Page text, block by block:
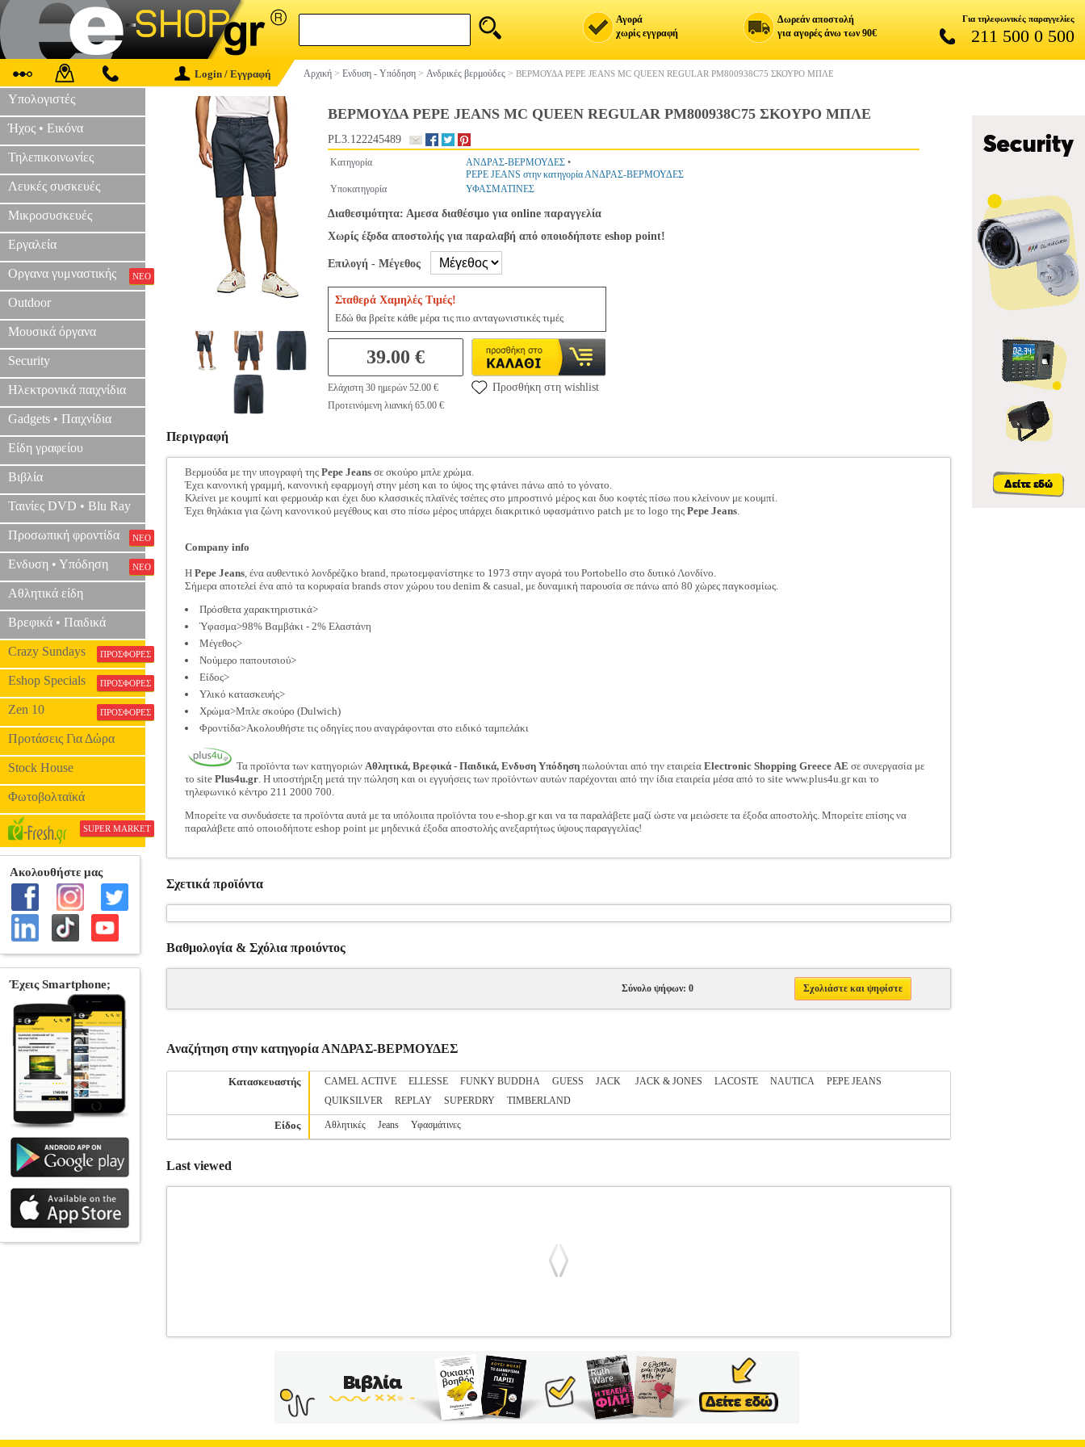
Αγορά
χωρίς εγγραφή
Δωρεάν αποστολή
για αγορές άνω των 90€
Για τηλεφωνικές παραγγελίες
211 500 0 500
Login / Εγγραφή Αρχική > Ενδυση - Υπόδηση > Ανδρικές βερμούδες > ΒΕΡΜΟΥΔΑ PEPE JEANS MC QUEEN REGULAR PM800938C75 ΣΚΟΥΡΟ ΜΠΛΕ
Υπολογιστές
Ήχος • Εικόνα
Τηλεπικοινωνίες
Λευκές συσκευές
Μικροσυσκευές
Εργαλεία
Οργανα γυμναστικής ΝΕΟ
Outdoor
Μουσικά όργανα
Security
Ηλεκτρονικά παιχνίδια
Gadgets • Παιχνίδια
Είδη γραφείου
Βιβλία
Ταινίες DVD • Blu Ray
Προσωπική φροντίδα ΝΕΟ
Ενδυση • Υπόδηση ΝΕΟ
Αθλητικά είδη
Βρεφικά • Παιδικά
Crazy Sundays ΠΡΟΣΦΟΡΕΣ
Eshop Specials ΠΡΟΣΦΟΡΕΣ
Zen 10 ΠΡΟΣΦΟΡΕΣ
Προτάσεις Για Δώρα
Stock House
Φωτοβολταϊκά
SUPER MARKET
ΒΕΡΜΟΥΔΑ PEPE JEANS MC QUEEN REGULAR PM800938C75 ΣΚΟΥΡΟ ΜΠΛΕ
PL3.122245489
Κατηγορία ΑΝΔΡΑΣ-ΒΕΡΜΟΥΔΕΣ •
PEPE JEANS στην κατηγορία ΑΝΔΡΑΣ-ΒΕΡΜΟΥΔΕΣ
Υποκατηγορία
ΥΦΑΣΜΑΤΙΝΕΣ
Διαθεσιμότητα: Αμεσα διαθέσιμο για online παραγγελία
Χωρίς έξοδα αποστολής για παραλαβή από οποιοδήποτε eshop point!
Επιλογή - Μέγεθος
Σταθερά Χαμηλές Τιμές!
Εδώ θα βρείτε κάθε μέρα τις πιο ανταγωνιστικές τιμές
39.00 €
Ελάχιστη 30 ημερών 52.00 €
Προτεινόμενη λιανική 65.00 €
Προσθήκη στη wishlist
Περιγραφή
Βερμούδα με την υπογραφή της Pepe Jeans σε σκούρο μπλε χρώμα.
Έχει κανονική γραμμή, κανονική εφαρμογή στην μέση και το ύψος της φτάνει πάνω από το γόνατο.
Κλείνει με κουμπί και φερμουάρ και έχει δυο κλασσικές πλαϊνές τσέπες στο μπροστινό μέρος και δυο κοφτές πίσω που κλείνουν με κουμπί.
Έχει θηλάκια για ζώνη κανονικού μεγέθους και στο πίσω μέρος υπάρχει διακριτικό υφασμάτινο patch με το logo της Pepe Jeans.
Company info
Η Pepe Jeans, ένα αυθεντικό λονδρέζικο brand, πρωτοεμφανίστηκε το 1973 στην αγορά του Portobello στο δυτικό Λονδίνο.
Σήμερα αποτελεί ένα από τα κορυφαία brands στον χώρου του denim & casual, με δυναμική παρουσία σε πάνω από 80 χώρες παγκοσμίως.
Πρόσθετα χαρακτηριστικά>
Ύφασμα>98% Βαμβάκι - 2% Ελαστάνη
Μέγεθος>
Νούμερο παπουτσιού>
Είδος>
Υλικό κατασκευής>
Χρώμα>Μπλε σκούρο (Dulwich)
Φροντίδα>Ακολουθήστε τις οδηγίες που αναγράφονται στο ειδικό ταμπελάκι
Τα προϊόντα των κατηγοριών Αθλητικά, Βρεφικά - Παιδικά, Ενδυση Υπόδηση πωλούνται από την εταιρεία Electronic Shopping Greece ΑΕ σε συνεργασία με
το site Plus4u.gr. Η υποστήριξη μετά την πώληση και οι εγγυήσεις των προϊόντων αυτών παρέχονται από την ίδια εταιρεία μέσα από το site www.plus4u.gr και το
τηλεφωνικό κέντρο 211 2000 700.
Μπορείτε να συνδυάσετε τα προϊόντα αυτά με τα υπόλοιπα προϊόντα του e-shop.gr και να τα παραλάβετε μαζί ώστε να μειώσετε τα έξοδα αποστολής. Μπορείτε επίσης να
παραλάβετε από οποιοδήποτε eshop point με μηδενικά έξοδα αποστολής ανεξαρτήτως ύψους παραγγελίας!
Σχετικά προϊόντα
Βαθμολογία & Σχόλια προιόντος
Σύνολο ψήφων: 0 Σχολιάστε και ψηφίστε
Αναζήτηση στην κατηγορία ΑΝΔΡΑΣ-ΒΕΡΜΟΥΔΕΣ
Κατασκευαστής CAMEL ACTIVE ELLESSE FUNKY BUDDHA GUESS JACK JACK & JONES LACOSTE NAUTICA
PEPE JEANS
QUIKSILVER
REPLAY SUPERDRY TIMBERLAND
Είδος Αθλητικές Jeans Υφασμάτινες
Last viewed
Κατηγορία: ΑΝΔΡΑΣ-ΒΕΡΜΟΥΔΕΣ •PEPE JEANS στην κατηγορία ΑΝΔΡΑΣ-ΒΕΡΜΟΥΔΕΣ Βερμούδα με την υπογραφή της Pepe
Jeans σε σκούρο μπλε χρώμα. Έχει κανονική γραμμή, κανονική εφαρμογή στην μέση και το ύψος της φτάνει πάνω από το γόνατο. Κλείνει με κουμπί και
φερμουάρ και έχει δυο κλασσικές πλαϊνές τσέπες στο μπροστινό μέρος και δυο κοφτές πίσω που κλείνουν με κουμπί. Έχει θηλάκια για ζώνη κανονικού
μεγέθους και στο πίσω μέρος υπάρχει διακριτικό υφασμάτινο patch με το logo της Pepe Jeans. Company info Η Pepe Jeans, ένα αυθεντικό λονδρέζικο brand,
πρωτοεμφανίστηκε το 1973 στην αγορά του Portobello στο δυτικό Λονδίνο. Σήμερα αποτελεί ένα από τα κορυφαία brands στον χώρου του denim & casual, με